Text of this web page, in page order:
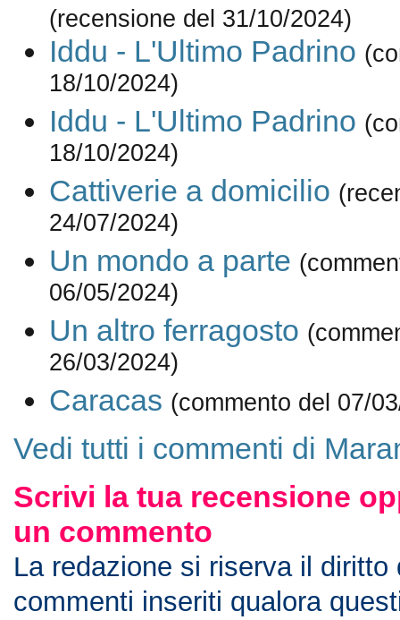
(recensione del 31/10/2024)
Iddu - L'Ultimo Padrino
18/10/2024)
Iddu - L'Ultimo Padrino
18/10/2024)
Cattiverie a domicilio
24/07/2024)
Un mondo a parte
06/05/2024)
Un altro ferragosto
26/03/2024)
Caracas (commento del 07/
Vedi tutti i commenti di
Scrivi la tua recensione
un commento
La redazione si riserva il diritto
commenti inseriti qualora